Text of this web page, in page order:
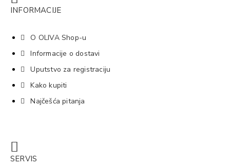
INFORMACIJE
O OLIVA Shop-u
Informacije o dostavi
Uputstvo za registraciju
Kako kupiti
Najčešća pitanja
SERVIS